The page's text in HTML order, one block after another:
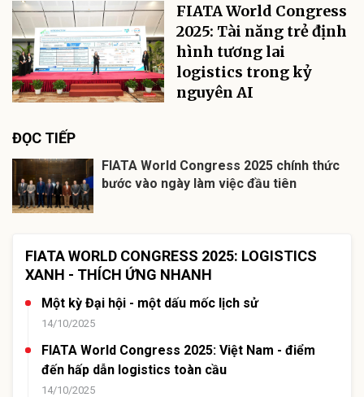
FIATA World Congress
2025: Tài năng trẻ định
hình tương lai
logistics trong kỷ
nguyên AI
ĐỌC TIẾP
FIATA World Congress 2025 chính thức
bước vào ngày làm việc đầu tiên
FIATA WORLD CONGRESS 2025: LOGISTICS
XANH - THÍCH ỨNG NHANH
Một kỳ Đại hội - một dấu mốc lịch sử
14/10/2025
FIATA World Congress 2025: Việt Nam - điểm
đến hấp dẫn logistics toàn cầu
14/10/2025